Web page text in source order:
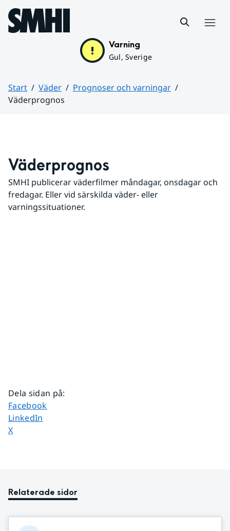
Hoppa till sidans innehåll
Varning
Gul, Sverige
Start Väder
Prognoser och varningar
Väderprognos
Väderprognos
SMHI publicerar väderfilmer måndagar, onsdagar och
fredagar. Eller vid särskilda väder- eller
varningssituationer.
Dela sidan på:
Dela sidan på
Facebook
Dela sidan på
LinkedIn
Dela sidan på
X
Relaterade sidor